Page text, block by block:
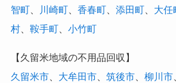
智町、 川崎町、 香春町、 添田町、 大任
村、 鞍手町、 小竹町
【久留米地域の不用品回収】
久留米市、 大牟田市、 筑後市、 柳川市